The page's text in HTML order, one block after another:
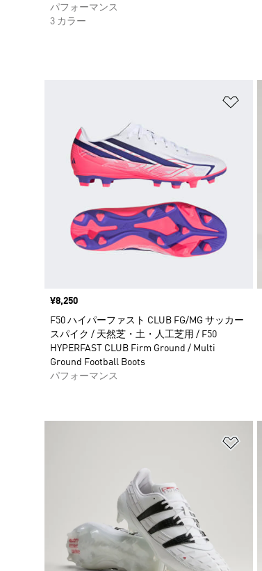
パフォーマンス
3 カラー
価格
¥8,250
F50 ハイパーファスト CLUB FG/MG サッカー
スパイク / 天然芝・土・人工芝用 / F50
HYPERFAST CLUB Firm Ground / Multi
Ground Football Boots
パフォーマンス